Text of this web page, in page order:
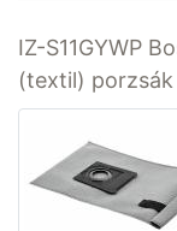
IZ-S11GYWP
(textil)